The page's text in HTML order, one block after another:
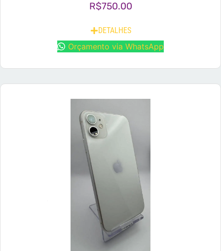
R$750.00
DETALHES
Orçamento via WhatsApp